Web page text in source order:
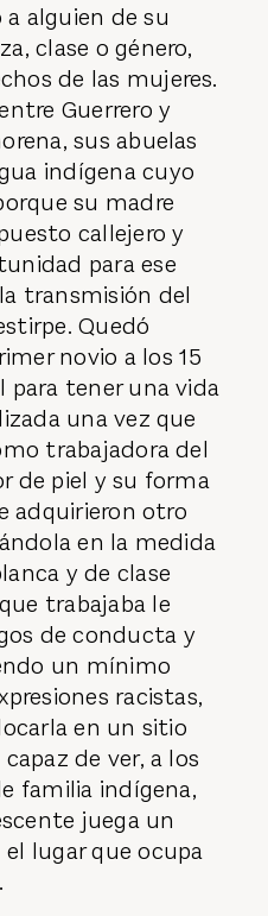
alguien de su
clase o género,
de las mujeres.
Guerrero y
sus abuelas
indígena cuyo
su madre
callejero y
para ese
transmisión del
Quedó
novio a los 15
para tener una vida
una vez que
trabajadora del
de piel y su forma
adquirieron otro
en la medida
y de clase
trabajaba le
de conducta y
un mínimo
racistas,
en un sitio
de ver, a los
familia indígena,
juega un
lugar que ocupa